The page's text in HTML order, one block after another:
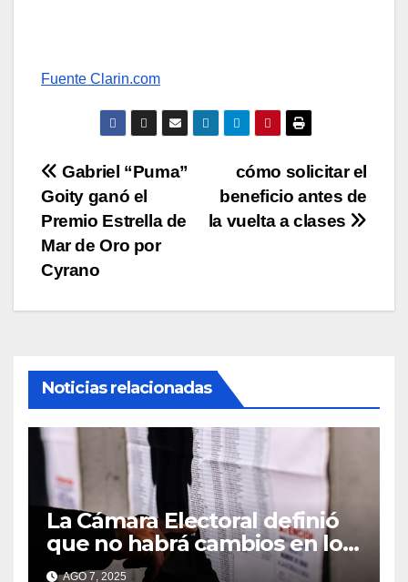
Fuente Clarin.com
Navegación
de
entradas
cómo solicitar el
beneficio antes de
la vuelta a clases
Gabriel “Puma”
Goity ganó el
Premio Estrella de
Mar de Oro por
Cyrano
Noticias relacionadas
La Cámara Electoral definió
que no habrá cambios en los
lugares de votación en La
AGO 7, 2025